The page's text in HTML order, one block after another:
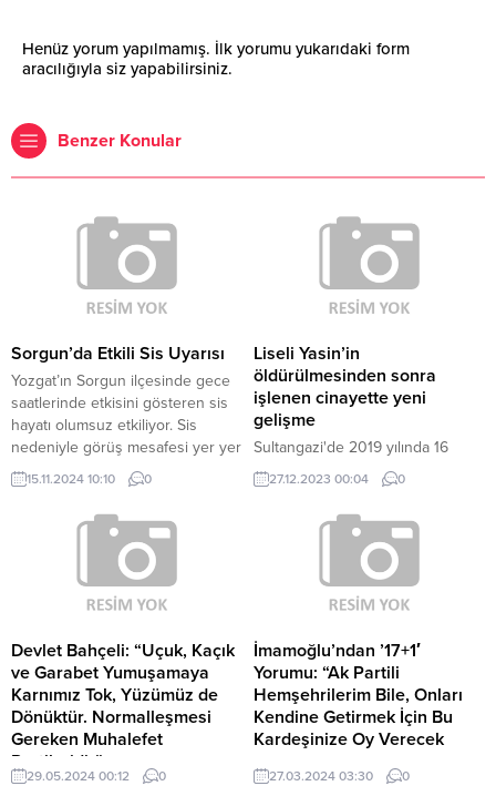
Henüz yorum yapılmamış. İlk yorumu yukarıdaki form
aracılığıyla siz yapabilirsiniz.
Benzer Konular
Sorgun’da Etkili Sis Uyarısı
Yozgat’ın Sorgun ilçesinde gece
saatlerinde etkisini gösteren sis
hayatı olumsuz etkiliyor. Sis
nedeniyle görüş mesafesi yer yer
30 metreye kadar düşerken,
sürücüler yolda ilerlemekte
güçlük çekti. Sorgun Şoförler ve
Otomobilciler Odası Başkanı
İsmail Kaplan, pastırma
sıcaklarının yaşandığı bu
günlerde gece ile gündüz sıcaklık
sabaha karşı sis meydana...
15.11.2024 10:10 0
Liseli Yasin’in
öldürülmesinden sonra
işlenen cinayette yeni
gelişme
Sultangazi'de 2019 yılında 16
yaşındaki ikiz kardeşler tarafından
lise öğrencisi Yasin Yağız’ın (15)
bıçaklanarak öldürülmesinin
ardından aileler arasında husumet
oluştu. Olaydan 13 ay sonra ise
tutuklu ikizlerin babası Hüseyin
Demir (41), Yasin Yağız'ın
tarafından 7 kurşunla vurularak
öldürüldü.
27.12.2023 00:04 0
Devlet Bahçeli: “Uçuk, Kaçık
ve Garabet Yumuşamaya
Karnımız Tok, Yüzümüz de
Dönüktür. Normalleşmesi
Gereken Muhalefet
Partileridir”
29.05.2024 00:12 0
İmamoğlu’ndan ’17+1′
Yorumu: “Ak Partili
Hemşehrilerim Bile, Onları
Kendine Getirmek İçin Bu
Kardeşinize Oy Verecek
İstanbul Büyükşehir Belediye
27.03.2024 03:30 0